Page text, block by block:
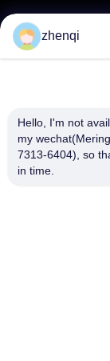
Segue-nos.
Links rápidos
zhenqi
Hello, I'm not
my
7313-6404), so
in time.